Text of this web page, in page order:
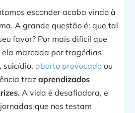
esconder acaba vindo à
A grande questão é: que tal
favor? Por mais difícil que
ela marcada por tragédias
, suicídio,aborto provocadoou
trazaprendizados
A vida é desafiadora, e
que nos testam